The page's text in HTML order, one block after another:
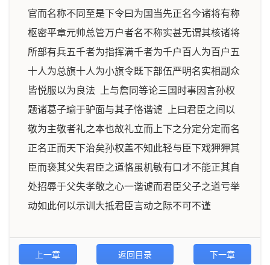
官而名称不同至是下令曰为国当先正名今诸将有称
枢密平章元帅总管万户者名不称实甚无谓其核诸将
所部有兵五千者为指挥满千者为千户百人为百户五
十人为总旗十人为小旗令既下部伍严明名实相副众
皆悦服以为良法 上与詹同等论三国时事因言孙权
题诸葛子瑜于驴面与其子恪谐谑 上曰君臣之间以
敬为主敬者礼之本也故礼立而上下之分定分定而名
正名正而天下治矣孙权盖不知此轻与臣下戏狎狎其
臣而亵其父失君臣之道恪虽机敏有口才不能正其自
处招辱于父失孝敬之心一谐谑而君臣父子之道亏举
动如此何以示训大抵君臣言动之际不可不谨
上一章 返回目录 下一章